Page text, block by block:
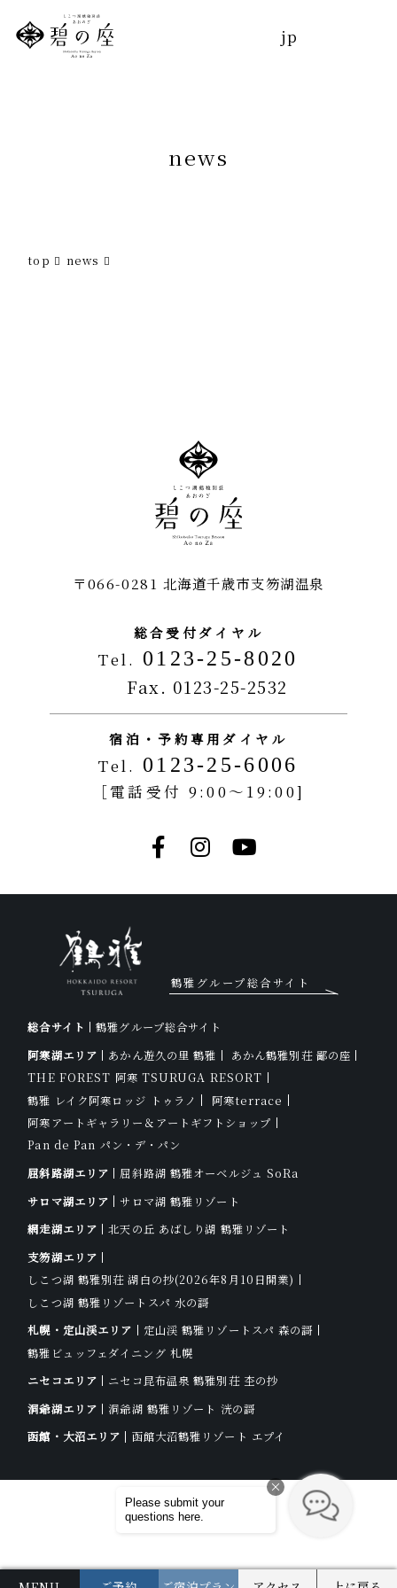
jp
news
top news
〒066-0281 北海道千歳市支笏湖温泉
総合受付ダイヤル
Tel. 0123-25-8020
Fax. 0123-25-2532
宿泊・予約専用ダイヤル
Tel. 0123-25-6006
［電話受付 9:00～19:00]
鶴雅グループ総合サイト
総合サイト
鶴雅グループ総合サイト
阿寒湖エリア
あかん遊久の里 鶴雅
あかん鶴雅別荘 鄙の座
THE FOREST 阿寒 TSURUGA RESORT
鶴雅 レイク阿寒ロッジ トゥラノ
阿寒terrace
阿寒アートギャラリー＆アートギフトショップ
Pan de Pan パン・デ・パン
屈斜路湖エリア
屈斜路湖 鶴雅オーベルジュ SoRa
サロマ湖エリア
サロマ湖 鶴雅リゾート
網走湖エリア
北天の丘 あばしり湖 鶴雅リゾート
支笏湖エリア
しこつ湖 鶴雅別荘 湖白の抄(2026年8月10日開業)
しこつ湖 鶴雅リゾートスパ 水の謌
札幌・定山渓エリア
定山渓 鶴雅リゾートスパ 森の謌
鶴雅ビュッフェダイニング 札幌
ニセコエリア
ニセコ昆布温泉 鶴雅別荘 杢の抄
洞爺湖エリア
洞爺湖 鶴雅リゾート 洸の謌
函館・大沼エリア
函館大沼鶴雅リゾート エプイ
© 2019–2026 Ao no Za.
お部屋
フロアガイド
よくあるご質問
ご宿泊予約
送迎バス予約フォーム 宿泊約款